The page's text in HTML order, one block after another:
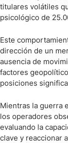
titulares volátiles
psicológico de
Este
dirección de un
ausencia de
factores
posiciones
Mientras la guerra
los operadores
evaluando la
clave y reaccionar